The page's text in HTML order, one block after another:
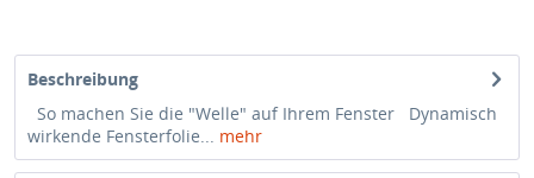
Beschreibung
So machen Sie die "Welle" auf Ihrem Fenster Dynamisch
wirkende Fensterfolie... mehr